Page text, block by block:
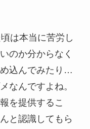
は本当に苦労し
のか分からなく
込んでみたり…
なんですよね。
を提供するこ
と認識してもら